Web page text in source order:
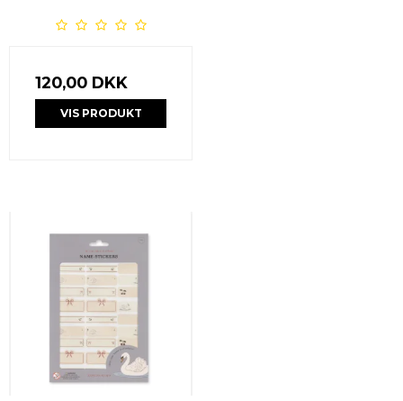
120,00 DKK
VIS PRODUKT